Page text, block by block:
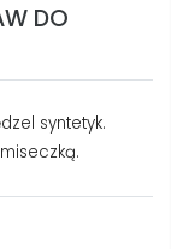
DO
syntetyk.